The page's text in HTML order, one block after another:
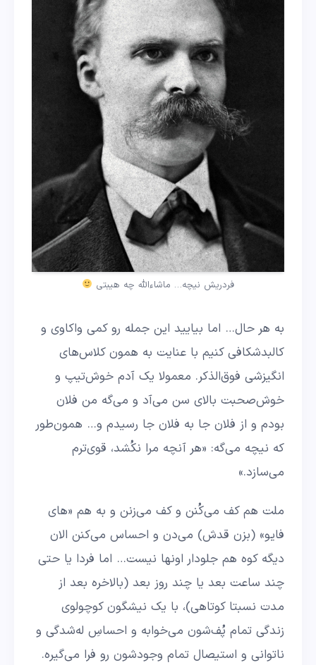
فردریش نیچه… ماشاءالله چه هیبتی
به هر حال… اما بیایید این جمله رو کمی واکاوی و
کالبدشکافی کنیم با عنایت به همون کلاس‌های
انگیزشی فوق‌الذکر. معمولا یک آدم خوش‌تیپ و
خوش‌صحبت بالای سن می‌آد و می‌گه من فلان
بودم و از فلان جا به فلان جا رسیدم و… همون‌طور
که نیچه می‌گه: «هر آنچه مرا نکُشد، قوی‌ترم
می‌سازد.»
ملت هم کف می‌کُنن و کف می‌زنن و به هم «های
فایو» (بزن قدش) می‌دن و احساس می‌کنن الان
دیگه کوه هم جلودار اونها نیست… اما فردا یا حتی
چند ساعت بعد یا چند روز بعد (بالاخره بعد از
مدت نسبتا کوتاهی)، با یک نیشگون کوچولوی
زندگی تمام پُف‌‌شون می‌خوابه و احساسِ له‌شدگی و
ناتوانی و استیصال تمام وجودشون رو فرا می‌گیره.